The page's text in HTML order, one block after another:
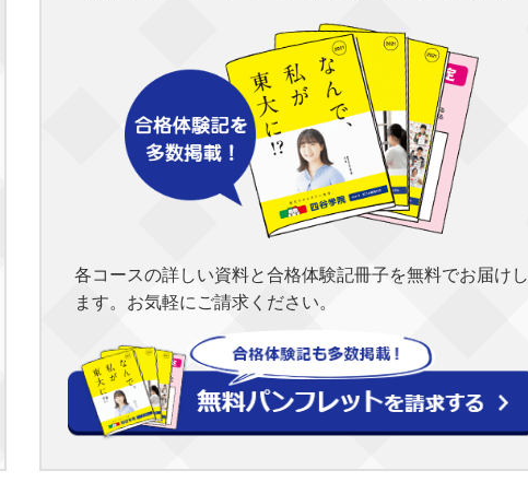
各コースの詳しい資料と合格体験記冊子を無料でお届けし
ます。お気軽にご請求ください。